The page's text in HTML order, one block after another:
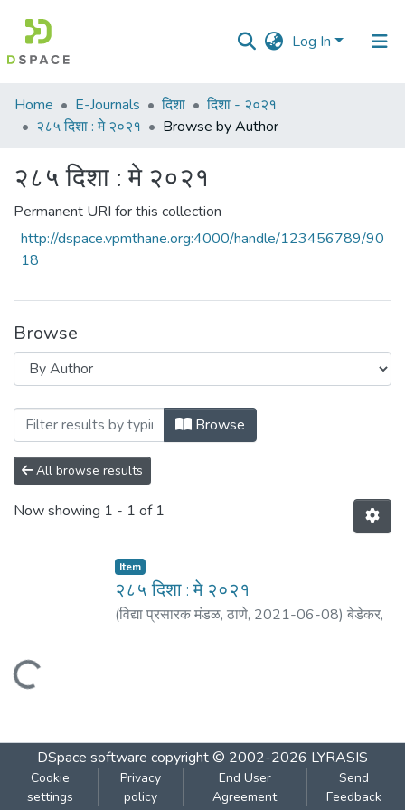
Log In
Communities
&
All of DSpace
Home E-Journals दिशा
दिशा - २०२१
२८५ दिशा : मे २०२१
Browse by Author
२८५ दिशा : मे २०२१
Permanent URI for this collection
http://dspace.vpmthane.org:4000/handle/123456789/90
18
Browse
Browsing २८५ दिशा : मे २०२१ by Author
Browse
All browse results
Now showing 1 - 1 of 1
Loading...
Item
२८५ दिशा : मे २०२१
(विद्या प्रसारक मंडळ, ठाणे, 2021-06-08) बेडेकर,
DSpace software copyright © 2002-2026 LYRASIS
Cookie
settings
Privacy
policy
End User
Agreement
Send
Feedback